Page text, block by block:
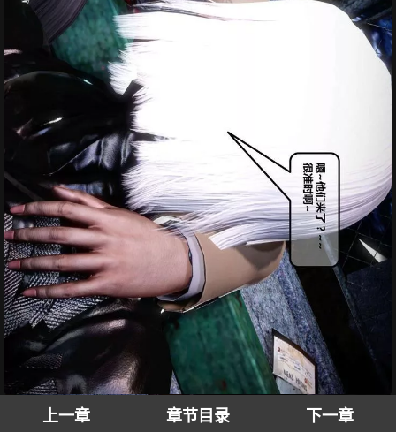
上一章 章节目录 下一章